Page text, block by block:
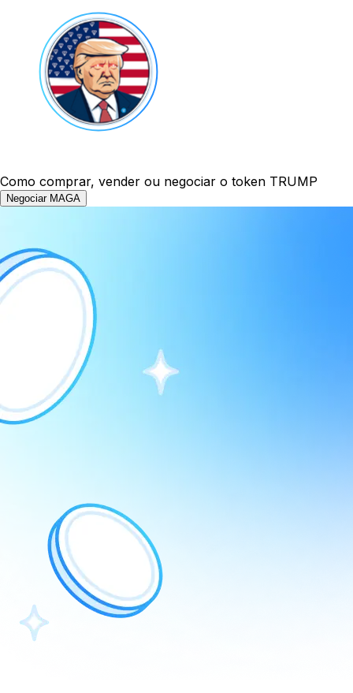
Como comprar, vender ou negociar o token TRUMP
Negociar MAGA